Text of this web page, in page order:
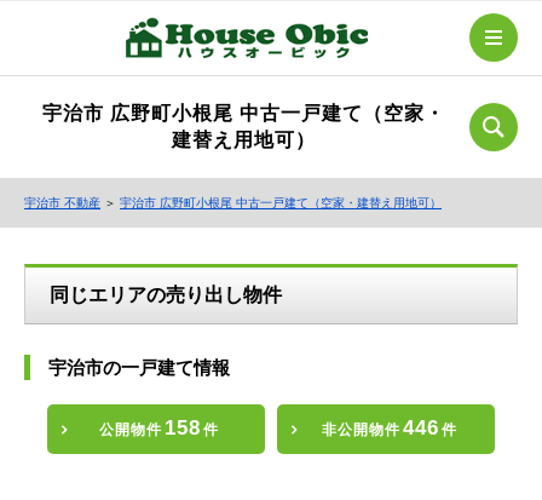
宇治市 広野町小根尾 中古一戸建て（空家・
建替え用地可）
宇治市 不動産 ＞ 宇治市 広野町小根尾 中古一戸建て（空家・建替え用地可）
同じエリアの売り出し物件
宇治市の一戸建て情報
公開物件 158 件 非公開物件 446 件